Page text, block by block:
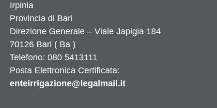
Irpinia
Provincia di Bari
Direzione Generale – Viale Japigia 184
70126 Bari ( Ba )
Telefono: 080 5413111
Posta Elettronica Certificata:
enteirrigazione@legalmail.it